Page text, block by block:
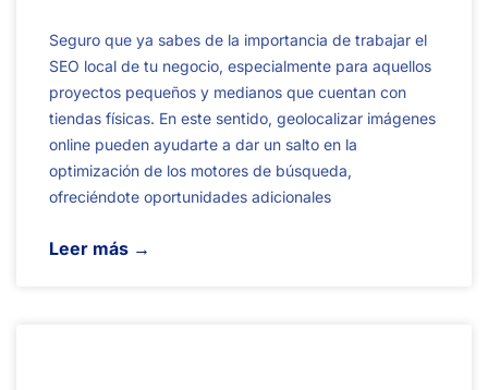
Seguro que ya sabes de la importancia de trabajar el
SEO local de tu negocio, especialmente para aquellos
proyectos pequeños y medianos que cuentan con
tiendas físicas. En este sentido, geolocalizar imágenes
online pueden ayudarte a dar un salto en la
optimización de los motores de búsqueda,
ofreciéndote oportunidades adicionales
Leer más →